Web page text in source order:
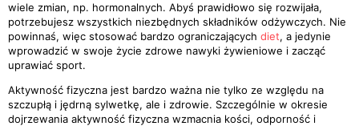
wiele zmian, np. hormonalnych. Abyś prawidłowo się rozwijała,
potrzebujesz wszystkich niezbędnych składników odżywczych. Nie
powinnaś, więc stosować bardzo ograniczających diet, a jedynie
wprowadzić w swoje życie zdrowe nawyki żywieniowe i zacząć
uprawiać sport.
Aktywność fizyczna jest bardzo ważna nie tylko ze względu na
szczupłą i jędrną sylwetkę, ale i zdrowie. Szczególnie w okresie
dojrzewania aktywność fizyczna wzmacnia kości, odporność i